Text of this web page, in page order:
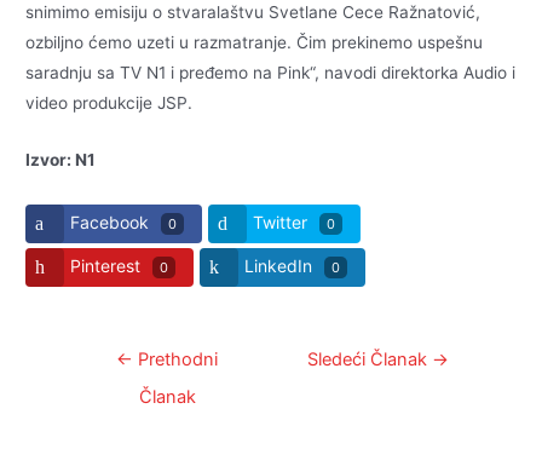
snimimo emisiju o stvaralaštvu Svetlane Cece Ražnatović,
ozbiljno ćemo uzeti u razmatranje. Čim prekinemo uspešnu
saradnju sa TV N1 i pređemo na Pink“, navodi direktorka Audio i
video produkcije JSP.
Izvor: N1
Facebook 0 Twitter 0
Pinterest 0 LinkedIn 0
Kretanje← Prethodni
Članak
Sledeći Članak →